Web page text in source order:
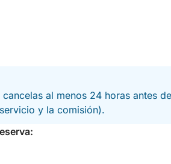
al menos 24 horas antes
y la comisión).